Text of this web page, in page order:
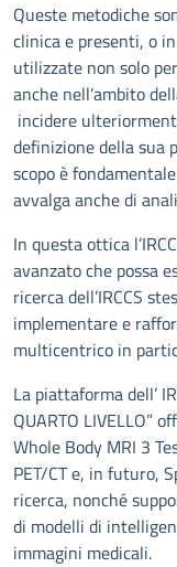
Queste metodiche
clinica e presenti, o in
utilizzate non solo
anche nell’ambito
incidere
definizione della sua
scopo è
avvalga anche di
In questa ottica
avanzato che possa
ricerca dell’IRCCS
implementare e
multicentrico in
La piattaforma dell’
QUARTO LIVELLO”
Whole Body MRI 3
PET/CT e, in futuro,
ricerca, nonché
di modelli di
immagini medicali.